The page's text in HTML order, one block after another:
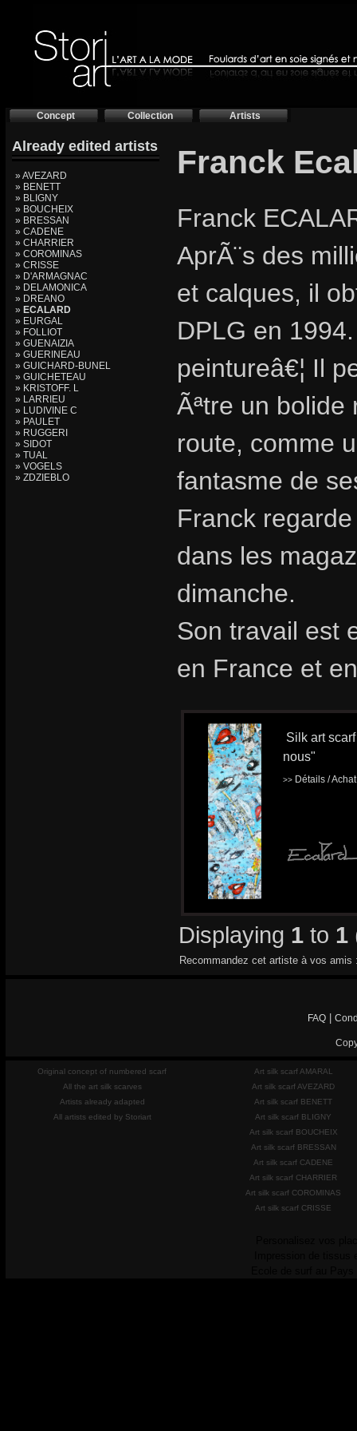
Concept Collection Artists
Already edited artists
» AVEZARD
» BENETT
» BLIGNY
» BOUCHEIX
» BRESSAN
» CADENE
» CHARRIER
» COROMINAS
» CRISSE
» D'ARMAGNAC
» DELAMONICA
» DREANO
» ECALARD
» EURGAL
» FOLLIOT
» GUENAIZIA
» GUERINEAU
» GUICHARD-BUNEL
» GUICHETEAU
» KRISTOFF. L
» LARRIEU
» LUDIVINE C
» PAULET
» RUGGERI
» SIDOT
» TUAL
» VOGELS
» ZDZIEBLO
Franck
Franck
AprÃ¨s des
et calques, il
DPLG en
peintureâ€¦ Il
Ãªtre un
route, comme
fantasme de
Franck
dans les
dimanche.
Son travail est
en France et
Silk art
nous"
>> Détails /
Displaying 1 to 1
Recommandez cet artiste à vos amis
FAQ|
Original concept of numbered scarf
All the art silk scarves
Artists already adapted
All artists edited by Storiart
Art silk scarf AMARAL
Art silk scarf AVEZARD
Art silk scarf BENETT
Art silk scarf BLIGNY
Art silk scarf BOUCHEIX
Art silk scarf BRESSAN
Art silk scarf CADENE
Art silk scarf CHARRIER
Art silk scarf COROMINAS
Art silk scarf CRISSE